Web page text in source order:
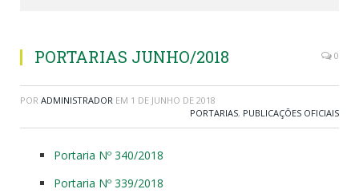
PORTARIAS JUNHO/2018 0
POR ADMINISTRADOR EM 1 DE JUNHO DE 2018
PORTARIAS, PUBLICAÇÕES OFICIAIS
Portaria Nº 340/2018
Portaria Nº 339/2018